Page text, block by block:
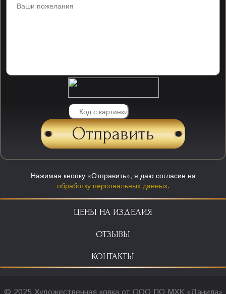
Нажимая кнопку «Отправить», я даю согласие на
обработку персональных данных.
ЦЕНЫ НА ИЗДЕЛИЯ
ОТЗЫВЫ
КОНТАКТЫ